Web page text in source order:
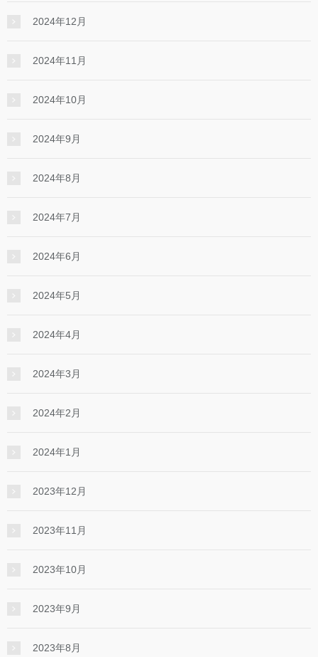
2024年12月
2024年11月
2024年10月
2024年9月
2024年8月
2024年7月
2024年6月
2024年5月
2024年4月
2024年3月
2024年2月
2024年1月
2023年12月
2023年11月
2023年10月
2023年9月
2023年8月